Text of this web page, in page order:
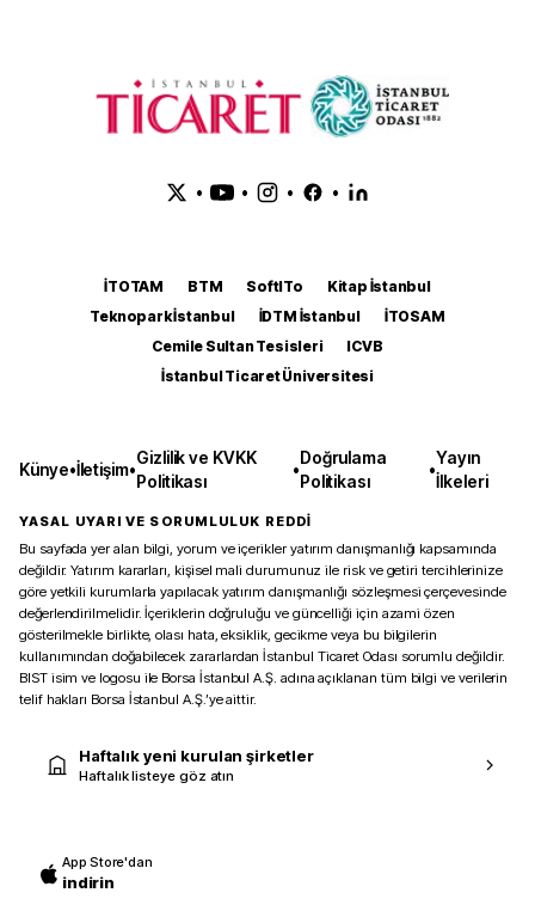
• • • •
İTOTAM BTM SoftITo
Kitap İstanbul
Teknopark İstanbul
İDTM İstanbul
İTOSAM
Cemile Sultan Tesisleri
ICVB
İstanbul Ticaret Üniversitesi
Künye•İletişim•
Gizlilik ve KVKK
Politikası
•
Doğrulama
Politikası
•
Yayın
İlkeleri
YASAL UYARI VE SORUMLULUK REDDİ
Bu sayfada yer alan bilgi, yorum ve içerikler yatırım danışmanlığı kapsamında
değildir. Yatırım kararları, kişisel mali durumunuz ile risk ve getiri tercihlerinize
göre yetkili kurumlarla yapılacak yatırım danışmanlığı sözleşmesi çerçevesinde
değerlendirilmelidir. İçeriklerin doğruluğu ve güncelliği için azami özen
gösterilmekle birlikte, olası hata, eksiklik, gecikme veya bu bilgilerin
kullanımından doğabilecek zararlardan İstanbul Ticaret Odası sorumlu değildir.
BIST isim ve logosu ile Borsa İstanbul A.Ş. adına açıklanan tüm bilgi ve verilerin
telif hakları Borsa İstanbul A.Ş.’ye aittir.
Haftalık yeni kurulan şirketler
Haftalık listeye göz atın
App Store'dan
indirin